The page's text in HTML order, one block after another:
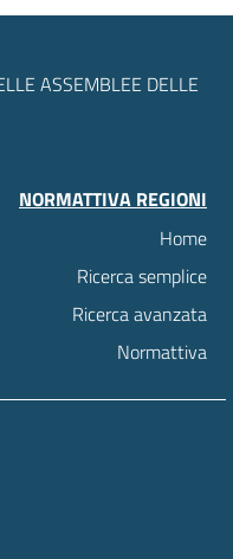
ASSEMBLEE DELLE
NORMATTIVA REGIONI
Home
Ricerca semplice
Ricerca avanzata
Normattiva